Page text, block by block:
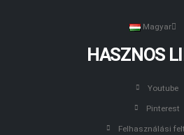
Magyar
HASZNOS
Youtube
Pinterest
Felhasználási